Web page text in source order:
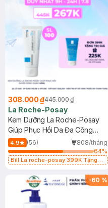
308.000 ₫445.000 ₫
La Roche-Posay
Kem Dưỡng La Roche-Posay
Giúp Phục Hồi Da Đa Công
Dụng 40ml
4.9 (56)
808/tháng
64%
Bill La roche-posay 399K Tặng
(SL có hạn)
-60 %